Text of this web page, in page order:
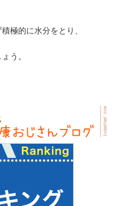
極的に水分をとり、
う。